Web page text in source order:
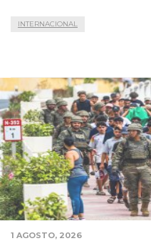
INTERNACIONAL
1 AGOSTO, 2026